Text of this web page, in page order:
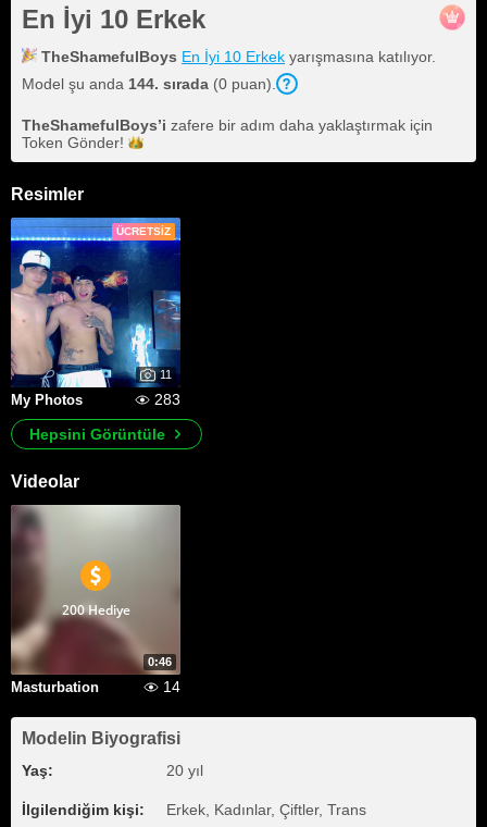
En İyi 10 Erkek
TheShamefulBoys En İyi 10 Erkek yarışmasına katılıyor.
Model şu anda 144. sırada (0 puan).
TheShamefulBoys’i zafere bir adım daha yaklaştırmak için
Token Gönder!
Resimler
ÜCRETSIZ
11
My Photos
283
Hepsini Görüntüle
Videolar
0:46
200 Hediye
Masturbation 14
Modelin Biyografisi
Yaş: 20 yıl
İlgilendiğim kişi: Erkek, Kadınlar, Çiftler, Trans